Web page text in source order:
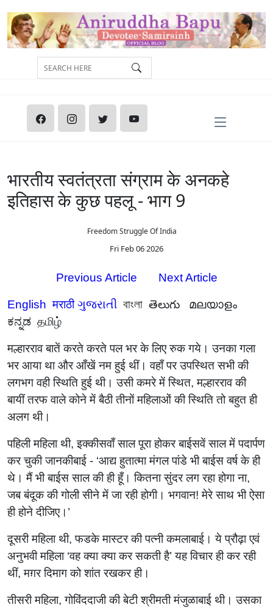
भारतीय स्वतंत्रता संग्राम के अनकहे
इतिहास के कुछ पहलू - भाग 9
Freedom Struggle Of India
Fri Feb 06 2026
Previous Article Next Article
English मराठी ગુજરાતી বাংলা తెలుగు
മലയാളം
ಕನ್ನಡ தமிழ்
मल्हारराव बातें करते करते पल भर के लिए रुक गये। उनका गला
भर आया था और आँखें नम हुई थीं। वहाँ पर उपस्थित सभी की
लगभग वही स्थिति हुई थी। उसी कमरे में स्थित, मल्हारराव की
बायीं तरफ वाले कोने में बैठी तीनों महिलाओं की स्थिति तो बहुत ही
अलग थी।
पहिली महिला थी, इक्कीसवाँ साल पूरा होकर बाईसवें साल में पदार्पण
कर चुकी जानकीबाई - ‌‘आद्य हुतात्मा मंगल पांडे भी बाईस वर्ष के ही
थे। मैं भी बाईस साल की ही हूँ। कितना सुंदर लग रहा होगा ना,
जब बंदूक की गोली सीने में जा रही होगी। भगवान! मेरे साथ भी ऐसा
ही होने दीजिए।‌’
दूसरी महिला थी, फडके मास्टर की पत्नी कमलाबाई। ये प्रौढ़ा एवं
अनुभवी महिला ‌‘वह क्या क्या कर सकती है‌’ यह विचार ही कर रही
थीं, मग़र दिमाग को शांत रखकर ही।
तीसरी महिला, गोविंददाजी की बेटी श्रीमती मंजुळाबाई थी। उसका